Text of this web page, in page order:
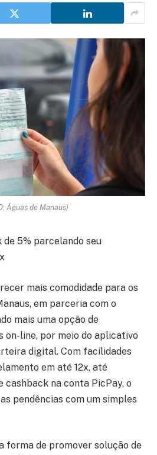
Águas de Manaus)
5% parcelando seu
mais comodidade para os
em parceria com o
mais uma opção de
on-line, por meio do aplicativo
digital. Com facilidades
em até 12x, até
cashback na conta PicPay, o
pendências com um simples
forma de promover solução de